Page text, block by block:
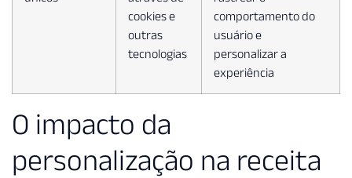
cookies e
outras
tecnologias
comportamento do
usuário e
personalizar a
experiência
O impacto da
personalização na receita